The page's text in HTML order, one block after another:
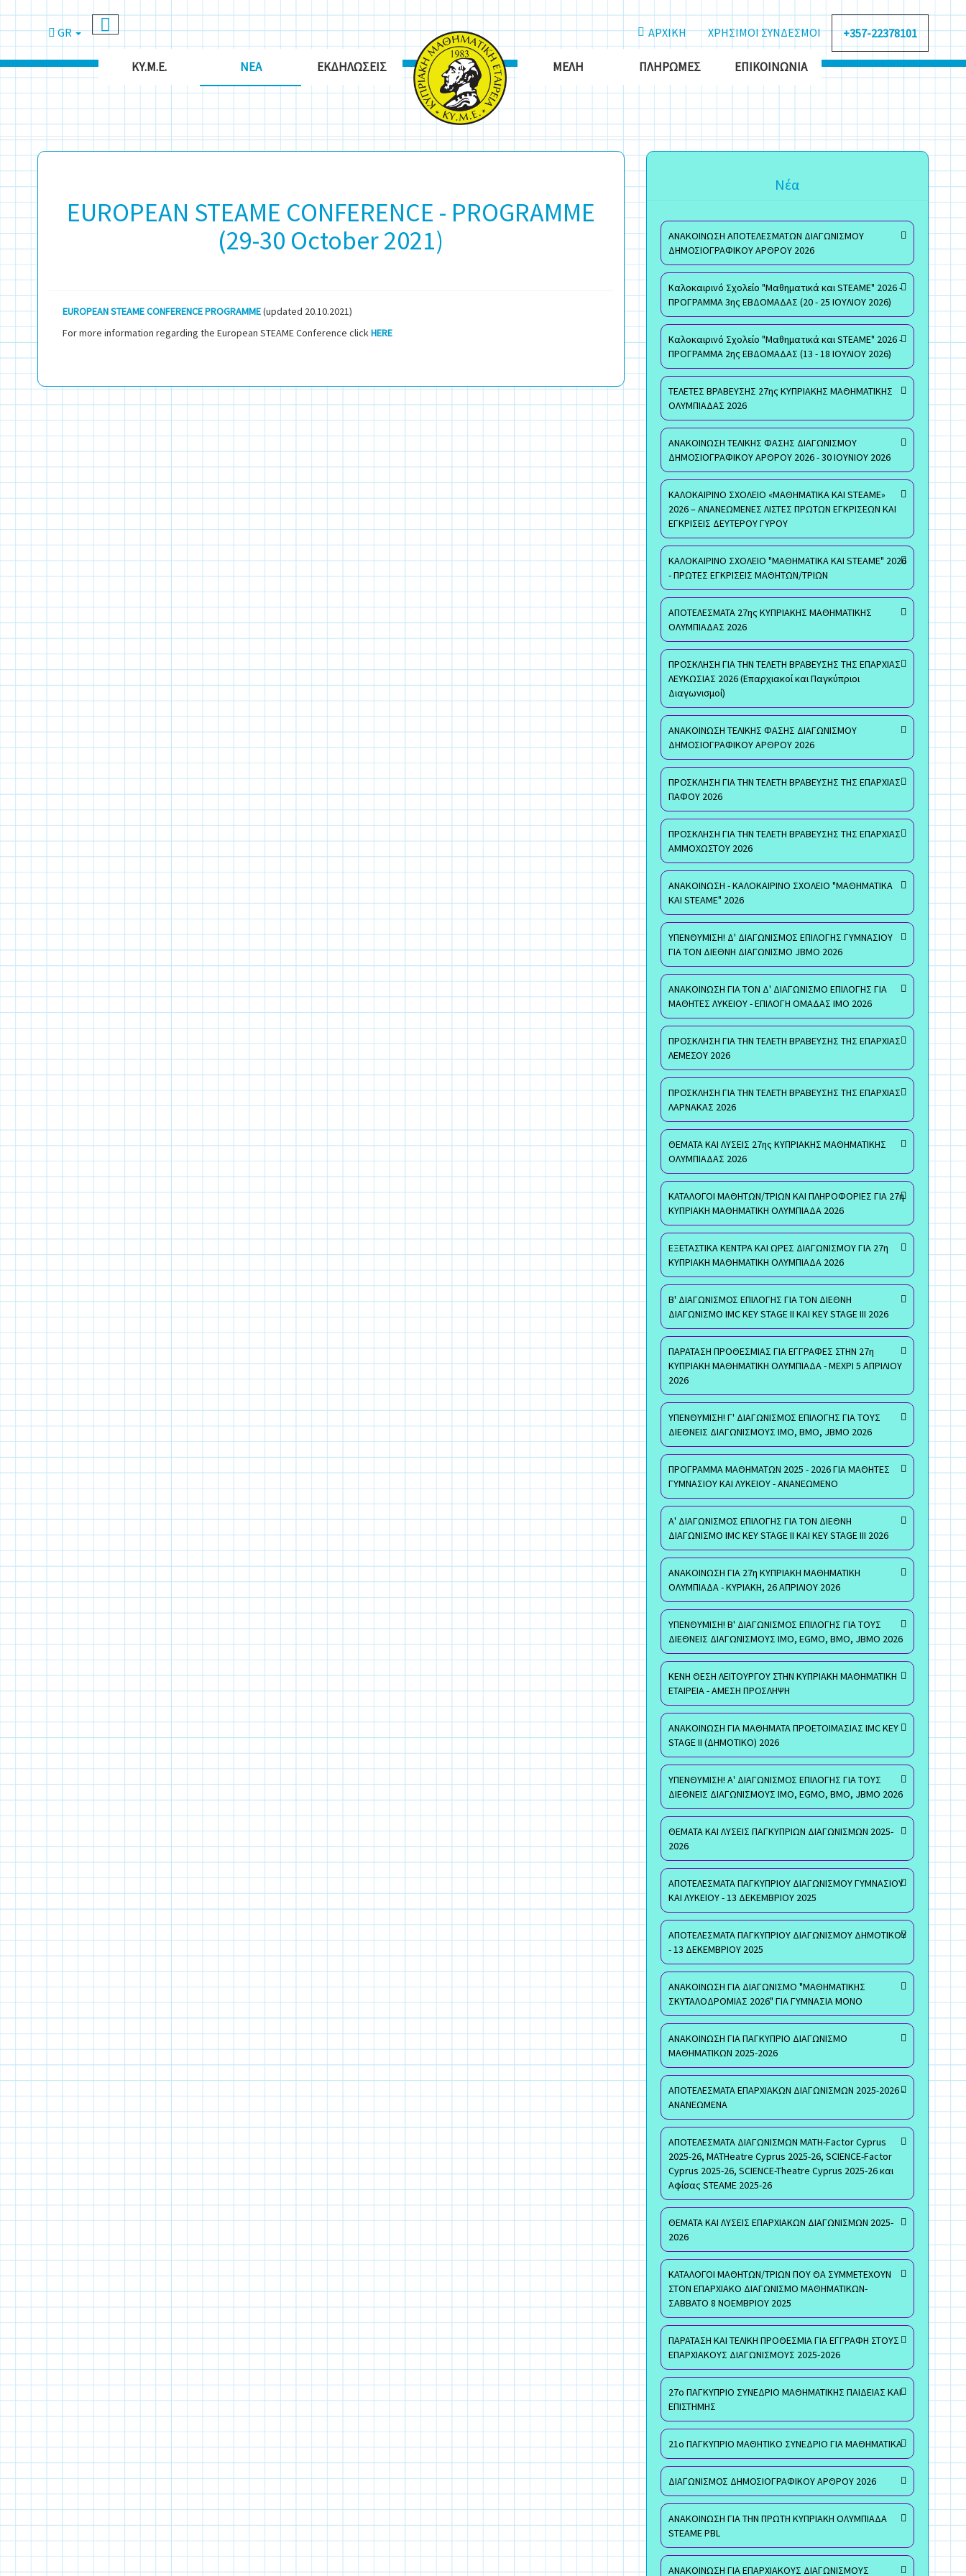
ΑΡΧΙΚΗ ΧΡΗΣΙΜΟΙ ΣΥΝΔΕΣΜΟΙ +357-22378101
GR
ΚΥ.Μ.Ε. ΝΈΑ ΕΚΔΗΛΏΣΕΙΣ ΜΈΛΗ ΠΛΗΡΩΜΈΣ ΕΠΙΚΟΙΝΩΝΊΑ
EUROPEAN STEAME CONFERENCE - PROGRAMME
(29-30 October 2021)
EUROPEAN STEAME CONFERENCE PROGRAMME(updated 20.10.2021)
For more information regarding the European STEAME Conference click HERE
Νέα
ΑΝΑΚΟΙΝΩΣΗ ΑΠΟΤΕΛΕΣΜΑΤΩΝ ΔΙΑΓΩΝΙΣΜΟΥ
ΔΗΜΟΣΙΟΓΡΑΦΙΚΟΥ ΑΡΘΡΟΥ 2026
Καλοκαιρινό Σχολείο "Μαθηματικά και STEAME" 2026 -
ΠΡΟΓΡΑΜΜΑ 3ης ΕΒΔΟΜΑΔΑΣ (20 - 25 ΙΟΥΛΙΟΥ 2026)
Καλοκαιρινό Σχολείο "Μαθηματικά και STEAME" 2026 -
ΠΡΟΓΡΑΜΜΑ 2ης ΕΒΔΟΜΑΔΑΣ (13 - 18 ΙΟΥΛΙΟΥ 2026)
ΤΕΛΕΤΕΣ ΒΡΑΒΕΥΣΗΣ 27ης ΚΥΠΡΙΑΚΗΣ ΜΑΘΗΜΑΤΙΚΗΣ
ΟΛΥΜΠΙΑΔΑΣ 2026
ΑΝΑΚΟΙΝΩΣΗ ΤΕΛΙΚΗΣ ΦΑΣΗΣ ΔΙΑΓΩΝΙΣΜΟΥ
ΔΗΜΟΣΙΟΓΡΑΦΙΚΟΥ ΑΡΘΡΟΥ 2026 - 30 ΙΟΥΝΙΟΥ 2026
ΚΑΛΟΚΑΙΡΙΝΟ ΣΧΟΛΕΙΟ «ΜΑΘΗΜΑΤΙΚΑ ΚΑΙ STEAME»
2026 – ΑΝΑΝΕΩΜΕΝΕΣ ΛΙΣΤΕΣ ΠΡΩΤΩΝ ΕΓΚΡΙΣΕΩΝ ΚΑΙ
ΕΓΚΡΙΣΕΙΣ ΔΕΥΤΕΡΟΥ ΓΥΡΟΥ
ΚΑΛΟΚΑΙΡΙΝΟ ΣΧΟΛΕΙΟ "ΜΑΘΗΜΑΤΙΚΑ ΚΑΙ STEAME" 2026
- ΠΡΩΤΕΣ ΕΓΚΡΙΣΕΙΣ ΜΑΘΗΤΩΝ/ΤΡΙΩΝ
ΑΠΟΤΕΛΕΣΜΑΤΑ 27ης ΚΥΠΡΙΑΚΗΣ ΜΑΘΗΜΑΤΙΚΗΣ
ΟΛΥΜΠΙΑΔΑΣ 2026
ΠΡΟΣΚΛΗΣΗ ΓΙΑ ΤΗΝ ΤΕΛΕΤΗ ΒΡΑΒΕΥΣΗΣ ΤΗΣ ΕΠΑΡΧΙΑΣ
ΛΕΥΚΩΣΙΑΣ 2026 (Επαρχιακοί και Παγκύπριοι
Διαγωνισμοί)
ΑΝΑΚΟΙΝΩΣΗ ΤΕΛΙΚΗΣ ΦΑΣΗΣ ΔΙΑΓΩΝΙΣΜΟΥ
ΔΗΜΟΣΙΟΓΡΑΦΙΚΟΥ ΑΡΘΡΟΥ 2026
ΠΡΟΣΚΛΗΣΗ ΓΙΑ ΤΗΝ ΤΕΛΕΤΗ ΒΡΑΒΕΥΣΗΣ ΤΗΣ ΕΠΑΡΧΙΑΣ
ΠΑΦΟΥ 2026
ΠΡΟΣΚΛΗΣΗ ΓΙΑ ΤΗΝ ΤΕΛΕΤΗ ΒΡΑΒΕΥΣΗΣ ΤΗΣ ΕΠΑΡΧΙΑΣ
ΑΜΜΟΧΩΣΤΟΥ 2026
ΑΝΑΚΟΙΝΩΣΗ - ΚΑΛΟΚΑΙΡΙΝΟ ΣΧΟΛΕΙΟ "ΜΑΘΗΜΑΤΙΚΑ
ΚΑΙ STEAME" 2026
ΥΠΕΝΘΥΜΙΣΗ! Δ' ΔΙΑΓΩΝΙΣΜΟΣ ΕΠΙΛΟΓΗΣ ΓΥΜΝΑΣΙΟΥ
ΓΙΑ ΤΟΝ ΔΙΕΘΝΗ ΔΙΑΓΩΝΙΣΜΟ JBMO 2026
ΑΝΑΚΟΙΝΩΣΗ ΓΙΑ ΤΟΝ Δ' ΔΙΑΓΩΝΙΣΜΟ ΕΠΙΛΟΓΗΣ ΓΙΑ
ΜΑΘΗΤΕΣ ΛΥΚΕΙΟΥ - ΕΠΙΛΟΓΗ ΟΜΑΔΑΣ ΙΜΟ 2026
ΠΡΟΣΚΛΗΣΗ ΓΙΑ ΤΗΝ ΤΕΛΕΤΗ ΒΡΑΒΕΥΣΗΣ ΤΗΣ ΕΠΑΡΧΙΑΣ
ΛΕΜΕΣΟΥ 2026
ΠΡΟΣΚΛΗΣΗ ΓΙΑ ΤΗΝ ΤΕΛΕΤΗ ΒΡΑΒΕΥΣΗΣ ΤΗΣ ΕΠΑΡΧΙΑΣ
ΛΑΡΝΑΚΑΣ 2026
ΘΕΜΑΤΑ ΚΑΙ ΛΥΣΕΙΣ 27ης ΚΥΠΡΙΑΚΗΣ ΜΑΘΗΜΑΤΙΚΗΣ
ΟΛΥΜΠΙΑΔΑΣ 2026
ΚΑΤΑΛΟΓΟΙ ΜΑΘΗΤΩΝ/ΤΡΙΩΝ ΚΑΙ ΠΛΗΡΟΦΟΡΙΕΣ ΓΙΑ 27η
ΚΥΠΡΙΑΚΗ ΜΑΘΗΜΑΤΙΚΗ ΟΛΥΜΠΙΑΔΑ 2026
ΕΞΕΤΑΣΤΙΚΑ ΚΕΝΤΡΑ ΚΑΙ ΩΡΕΣ ΔΙΑΓΩΝΙΣΜΟΥ ΓΙΑ 27η
ΚΥΠΡΙΑΚΗ ΜΑΘΗΜΑΤΙΚΗ ΟΛΥΜΠΙΑΔΑ 2026
Β' ΔΙΑΓΩΝΙΣΜΟΣ ΕΠΙΛΟΓΗΣ ΓΙΑ ΤΟΝ ΔΙΕΘΝΗ
ΔΙΑΓΩΝΙΣΜΟ IMC KEY STAGE II ΚΑΙ KEY STAGE III 2026
ΠΑΡΑΤΑΣΗ ΠΡΟΘΕΣΜΙΑΣ ΓΙΑ ΕΓΓΡΑΦΕΣ ΣΤΗΝ 27η
ΚΥΠΡΙΑΚΗ ΜΑΘΗΜΑΤΙΚΗ ΟΛΥΜΠΙΑΔΑ - ΜΕΧΡΙ 5 ΑΠΡΙΛΙΟΥ
2026
ΥΠΕΝΘΥΜΙΣΗ! Γ' ΔΙΑΓΩΝΙΣΜΟΣ ΕΠΙΛΟΓΗΣ ΓΙΑ ΤΟΥΣ
ΔΙΕΘΝΕΙΣ ΔΙΑΓΩΝΙΣΜΟΥΣ ΙΜΟ, ΒΜΟ, JBMO 2026
ΠΡΟΓΡΑΜΜΑ ΜΑΘΗΜΑΤΩΝ 2025 - 2026 ΓΙΑ ΜΑΘΗΤΕΣ
ΓΥΜΝΑΣΙΟΥ ΚΑΙ ΛΥΚΕΙΟΥ - ΑΝΑΝΕΩΜΕΝΟ
Α' ΔΙΑΓΩΝΙΣΜΟΣ ΕΠΙΛΟΓΗΣ ΓΙΑ ΤΟΝ ΔΙΕΘΝΗ
ΔΙΑΓΩΝΙΣΜΟ IMC KEY STAGE II ΚΑΙ KEY STAGE III 2026
ΑΝΑΚΟΙΝΩΣΗ ΓΙΑ 27η ΚΥΠΡΙΑΚΗ ΜΑΘΗΜΑΤΙΚΗ
ΟΛΥΜΠΙΑΔΑ - ΚΥΡΙΑΚΗ, 26 ΑΠΡΙΛΙΟΥ 2026
ΥΠΕΝΘΥΜΙΣΗ! Β' ΔΙΑΓΩΝΙΣΜΟΣ ΕΠΙΛΟΓΗΣ ΓΙΑ ΤΟΥΣ
ΔΙΕΘΝΕΙΣ ΔΙΑΓΩΝΙΣΜΟΥΣ ΙΜΟ, EGMO, ΒΜΟ, JBMO 2026
ΚΕΝΗ ΘΕΣΗ ΛΕΙΤΟΥΡΓΟΥ ΣΤΗΝ ΚΥΠΡΙΑΚΗ ΜΑΘΗΜΑΤΙΚΗ
ΕΤΑΙΡΕΙΑ - ΑΜΕΣΗ ΠΡΟΣΛΗΨΗ
ΑΝΑΚΟΙΝΩΣΗ ΓΙΑ ΜΑΘΗΜΑΤΑ ΠΡΟΕΤΟΙΜΑΣΙΑΣ IMC KEY
STAGE II (ΔΗΜΟΤΙΚΟ) 2026
ΥΠΕΝΘΥΜΙΣΗ! Α' ΔΙΑΓΩΝΙΣΜΟΣ ΕΠΙΛΟΓΗΣ ΓΙΑ ΤΟΥΣ
ΔΙΕΘΝΕΙΣ ΔΙΑΓΩΝΙΣΜΟΥΣ ΙΜΟ, EGMO, ΒΜΟ, JBMO 2026
ΘΕΜΑΤΑ ΚΑΙ ΛΥΣΕΙΣ ΠΑΓΚΥΠΡΙΩΝ ΔΙΑΓΩΝΙΣΜΩΝ 2025-
2026
ΑΠΟΤΕΛΕΣΜΑΤΑ ΠΑΓΚΥΠΡΙΟΥ ΔΙΑΓΩΝΙΣΜΟΥ ΓΥΜΝΑΣΙΟΥ
ΚΑΙ ΛΥΚΕΙΟΥ - 13 ΔΕΚΕΜΒΡΙΟΥ 2025
ΑΠΟΤΕΛΕΣΜΑΤΑ ΠΑΓΚΥΠΡΙΟΥ ΔΙΑΓΩΝΙΣΜΟΥ ΔΗΜΟΤΙΚΟΥ
- 13 ΔΕΚΕΜΒΡΙΟΥ 2025
ΑΝΑΚΟΙΝΩΣΗ ΓΙΑ ΔΙΑΓΩΝΙΣΜΟ "ΜΑΘΗΜΑΤΙΚΗΣ
ΣΚΥΤΑΛΟΔΡΟΜΙΑΣ 2026" ΓΙΑ ΓΥΜΝΑΣΙΑ ΜΟΝΟ
ΑΝΑΚΟΙΝΩΣΗ ΓΙΑ ΠΑΓΚΥΠΡΙΟ ΔΙΑΓΩΝΙΣΜΟ
ΜΑΘΗΜΑΤΙΚΩΝ 2025-2026
ΑΠΟΤΕΛΕΣΜΑΤΑ ΕΠΑΡΧΙΑΚΩΝ ΔΙΑΓΩΝΙΣΜΩΝ 2025-2026 -
ΑΝΑΝΕΩΜΕΝΑ
ΑΠΟΤΕΛΕΣΜΑΤΑ ΔΙΑΓΩΝΙΣΜΩΝ MATH-Factor Cyprus
2025-26, MATHeatre Cyprus 2025-26, SCIENCE-Factor
Cyprus 2025-26, SCIENCE-Theatre Cyprus 2025-26 και
Αφίσας STEAME 2025-26
ΘΕΜΑΤΑ ΚΑΙ ΛΥΣΕΙΣ ΕΠΑΡΧΙΑΚΩΝ ΔΙΑΓΩΝΙΣΜΩΝ 2025-
2026
ΚΑΤΑΛΟΓΟΙ ΜΑΘΗΤΩΝ/ΤΡΙΩΝ ΠΟΥ ΘΑ ΣΥΜΜΕΤΕΧΟΥΝ
ΣΤΟΝ ΕΠΑΡΧΙΑΚΟ ΔΙΑΓΩΝΙΣΜΟ ΜΑΘΗΜΑΤΙΚΩΝ-
ΣΑΒΒΑΤΟ 8 ΝΟΕΜΒΡΙΟΥ 2025
ΠΑΡΑΤΑΣΗ ΚΑΙ ΤΕΛΙΚΗ ΠΡΟΘΕΣΜΙΑ ΓΙΑ ΕΓΓΡΑΦΗ ΣΤΟΥΣ
ΕΠΑΡΧΙΑΚΟΥΣ ΔΙΑΓΩΝΙΣΜΟΥΣ 2025-2026
27ο ΠΑΓΚΥΠΡΙΟ ΣΥΝΕΔΡΙΟ ΜΑΘΗΜΑΤΙΚΗΣ ΠΑΙΔΕΙΑΣ ΚΑΙ
ΕΠΙΣΤΗΜΗΣ
21ο ΠΑΓΚΥΠΡΙΟ ΜΑΘΗΤΙΚΟ ΣΥΝΕΔΡΙΟ ΓΙΑ ΜΑΘΗΜΑΤΙΚΑ
ΔΙΑΓΩΝΙΣΜΟΣ ΔΗΜΟΣΙΟΓΡΑΦΙΚΟΥ ΑΡΘΡΟΥ 2026
ΑΝΑΚΟΙΝΩΣΗ ΓΙΑ ΤΗΝ ΠΡΩΤΗ ΚΥΠΡΙΑΚΗ ΟΛΥΜΠΙΑΔΑ
STEAME PBL
ΑΝΑΚΟΙΝΩΣΗ ΓΙΑ ΕΠΑΡΧΙΑΚΟΥΣ ΔΙΑΓΩΝΙΣΜΟΥΣ